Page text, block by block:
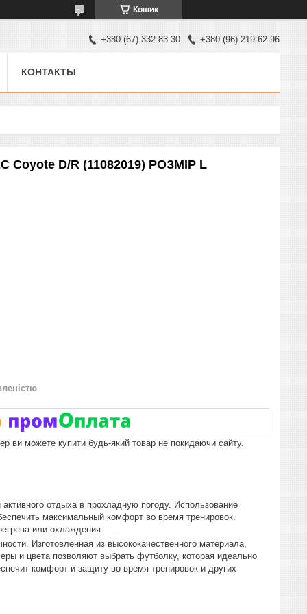
Кошик
+380 (67) 332-83-30 +380 (96) 219-62-96
КОНТАКТЫ
Coyote D/R (11082019) РОЗМІР L
ви можете купити будь-який товар не покидаючи сайту.
отдыха в прохладную погоду. Использование
максимальный комфорт во время тренировок.
или охлаждения.
Изготовленная из высококачественного материала,
и цвета позволяют выбрать футболку, которая идеально
комфорт и защиту во время тренировок и других